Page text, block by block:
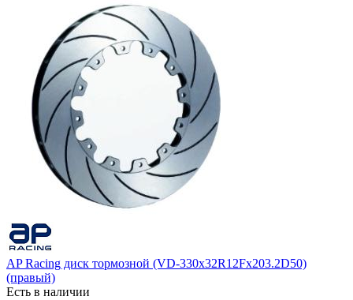
AP Racing диск тормозной (VD-330x32R12Fx203.2D50)
(правый)
Есть в наличии